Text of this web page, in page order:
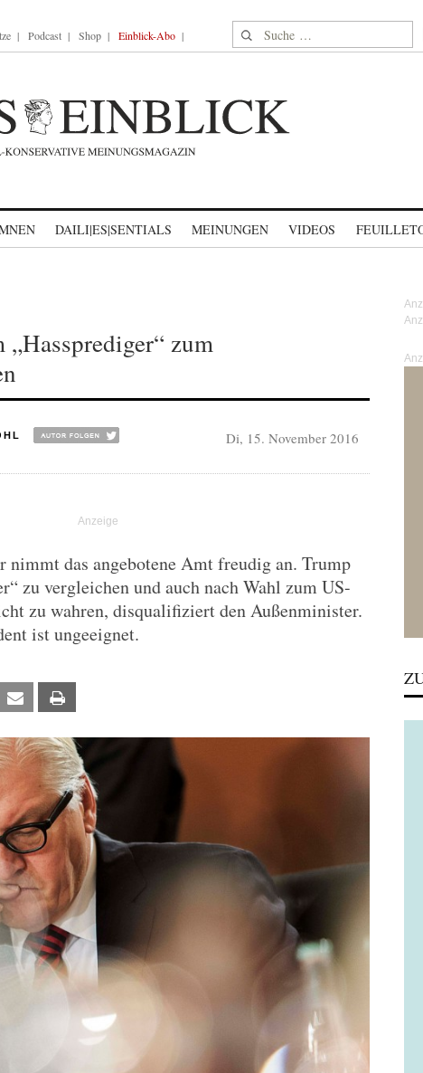
Podcast Shop Einblick-Abo Suche nach:
DAILI|ES|SENTIALS MEINUNGEN VIDEOS
zum
Di, 15. November 2016
nimmt das angebotene Amt freudig an. Trump
zu vergleichen und auch nach Wahl zum US-
zu wahren, disqualifiziert den Außenminister.
ist ungeeignet.
Email